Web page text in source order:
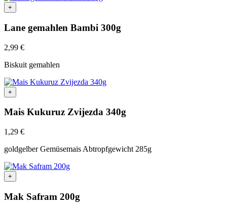
+
Lane gemahlen Bambi 300g
2,99 €
Biskuit gemahlen
+
Mais Kukuruz Zvijezda 340g
1,29 €
goldgelber Gemüsemais Abtropfgewicht 285g
+
Mak Safram 200g